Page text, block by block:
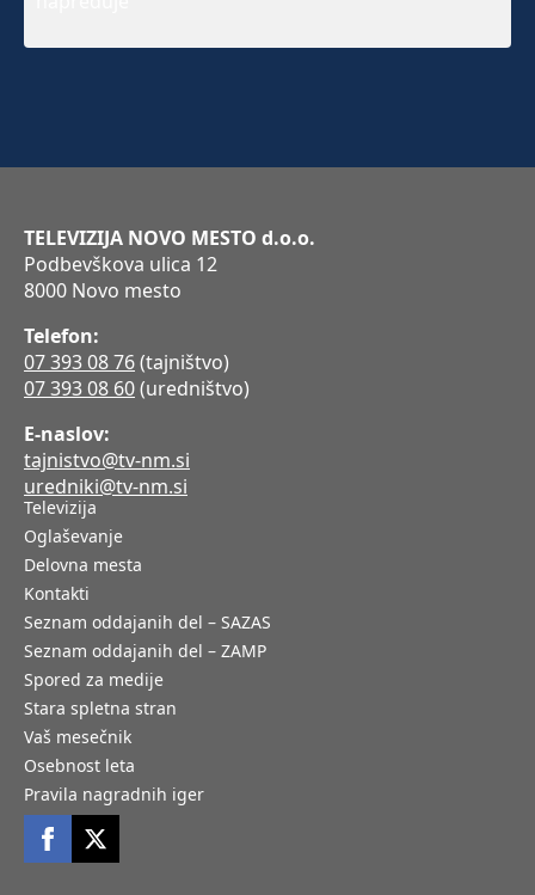
TELEVIZIJA NOVO MESTO d.o.o.
Podbevškova ulica 12
8000 Novo mesto
Telefon:
07 393 08 76(tajništvo)
07 393 08 60(uredništvo)
E-naslov:
tajnistvo@tv-nm.si
uredniki@tv-nm.si
Televizija
Oglaševanje
Delovna mesta
Kontakti
Seznam oddajanih del – SAZAS
Seznam oddajanih del – ZAMP
Spored za medije
Stara spletna stran
Vaš mesečnik
Osebnost leta
Pravila nagradnih iger